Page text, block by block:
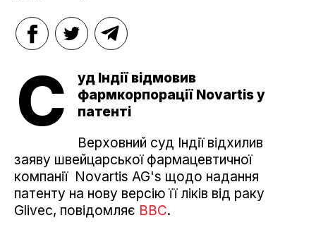
С
уд Індії відмовив
фармкорпорації Novartis у
патенті
Верховний суд Індії відхилив
заяву швейцарської фармацевтичної
компанії Novartis AG's щодо надання
патенту на нову версію її ліків від раку
Glivec, повідомляє ВВС.